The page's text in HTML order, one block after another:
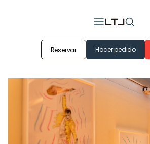
Reservar Hacer pedido